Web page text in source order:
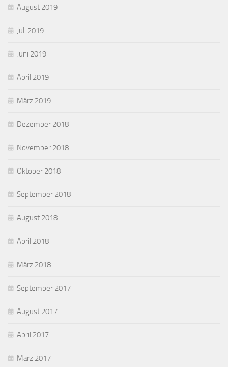
August 2019
Juli 2019
Juni 2019
April 2019
März 2019
Dezember 2018
November 2018
Oktober 2018
September 2018
August 2018
April 2018
März 2018
September 2017
August 2017
April 2017
März 2017